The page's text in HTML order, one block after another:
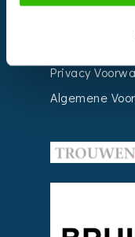
Privacy
Algemene